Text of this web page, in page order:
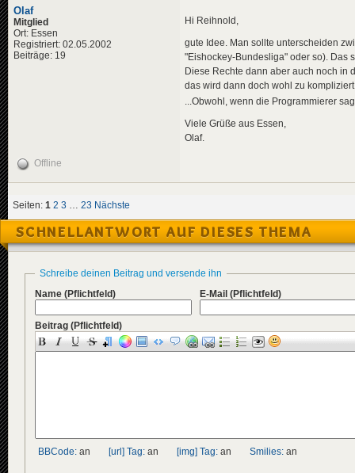
Olaf
Mitglied
Ort: Essen
Registriert: 02.05.2002
Beiträge: 19
Hi Reihnold,
gute Idee. Man sollte unterscheiden
"Eishockey-Bundesliga" oder so). Das
Diese Rechte dann aber auch noch in
das wird dann doch wohl zu
...Obwohl, wenn die Programmierer
Viele Grüße aus Essen,
Olaf.
Offline
Seiten: 1 2 3 … 23 Nächste
SCHNELLANTWORT AUF DIESES THEMA
Schreibe deinen Beitrag und versende ihn
Name (Pflichtfeld) E-Mail (Pflichtfeld)
Beitrag (Pflichtfeld)
BBCode: an [url] Tag: an [img] Tag: an Smilies: an